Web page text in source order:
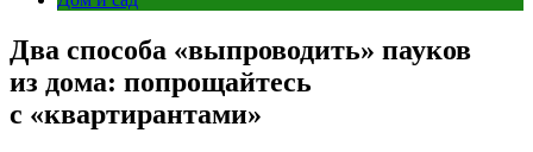
Два способа «выпроводить» пауков
из дома: попрощайтесь
с «квартирантами»